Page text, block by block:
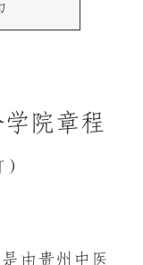
院章程
由贵州中医